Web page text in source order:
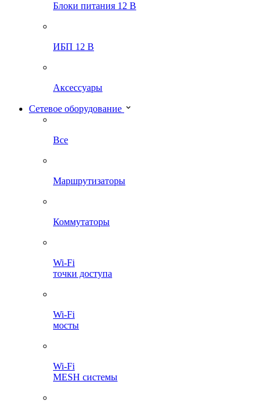
Блоки питания 12 В
ИБП 12 В
Аксессуары
Сетевое оборудование
Все
Маршрутизаторы
Коммутаторы
Wi-Fi
точки доступа
Wi-Fi
мосты
Wi-Fi
MESH системы